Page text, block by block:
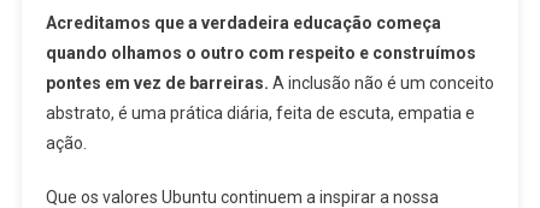
Acreditamos que a verdadeira educação começa
quando olhamos o outro com respeito e construímos
pontes em vez de barreiras. A inclusão não é um conceito
abstrato, é uma prática diária, feita de escuta, empatia e
ação.
Que os valores Ubuntu continuem a inspirar a nossa